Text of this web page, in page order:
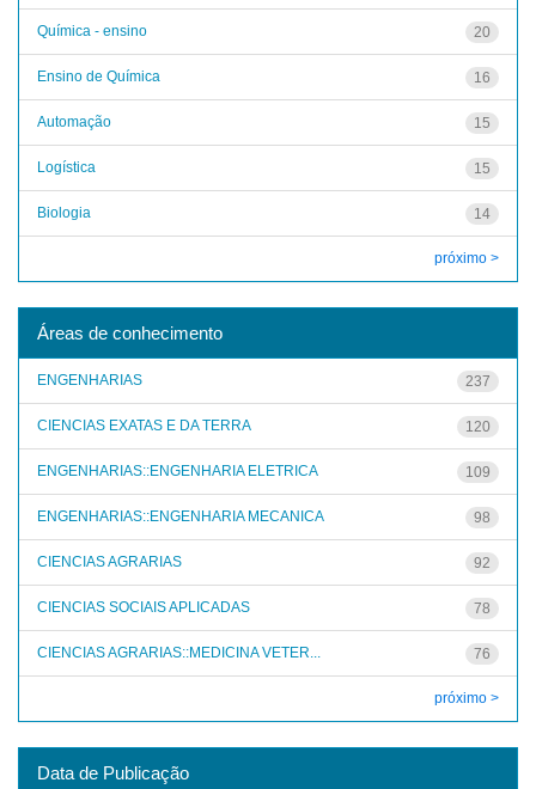
20
Química - ensino
16
Ensino de Química
15
Automação
15
Logística
14
Biologia
próximo >
Áreas de conhecimento
237
ENGENHARIAS
120
CIENCIAS EXATAS E DA TERRA
109
ENGENHARIAS::ENGENHARIA ELETRICA
98
ENGENHARIAS::ENGENHARIA MECANICA
92
CIENCIAS AGRARIAS
78
CIENCIAS SOCIAIS APLICADAS
76
CIENCIAS AGRARIAS::MEDICINA VETER...
próximo >
Data de Publicação